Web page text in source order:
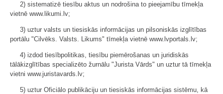
2) sistematizē tiesību aktus un nodrošina to pieejamību tīmekļa
vietnē www.likumi.lv;
3) uztur valsts un tiesiskās informācijas un pilsoniskās izglītības
portālu "Cilvēks. Valsts. Likums" tīmekļa vietnē www.lvportals.lv;
4) izdod tiesībpolitikas, tiesību piemērošanas un juridiskās
tālākizglītības specializēto žurnālu "Jurista Vārds" un uztur tā tīmekļa
vietni www.juristavards.lv;
5) uztur Oficiālo publikāciju un tiesiskās informācijas sistēmu, kā